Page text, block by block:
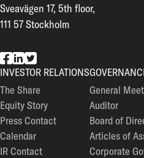
Sveavägen 17, 5th floor,
111 57 Stockholm
EG7 on Facebook
EG7 on LinkedIn
EG7 on Twitter
INVESTOR RELATIONS
The Share
Equity Story
Press Contact
Calendar
IR Contact
General
Auditor
Board of
Articles of
Corporate